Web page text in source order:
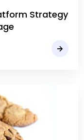
Strategy